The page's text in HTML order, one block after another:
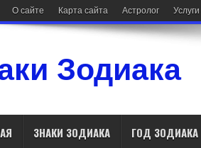
О сайте Карта сайта Астролог
Зодиака
ЗНАКИ ЗОДИАКА ГОД ЗОДИАКА